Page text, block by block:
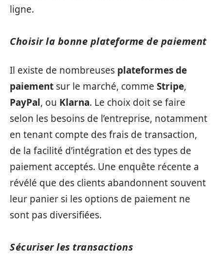
ligne.
Choisir la bonne plateforme de paiement
Il existe de nombreuses plateformes de
paiement sur le marché, comme Stripe,
PayPal, ou Klarna. Le choix doit se faire
selon les besoins de l’entreprise, notamment
en tenant compte des frais de transaction,
de la facilité d’intégration et des types de
paiement acceptés. Une enquête récente a
révélé que des clients abandonnent souvent
leur panier si les options de paiement ne
sont pas diversifiées.
Sécuriser les transactions